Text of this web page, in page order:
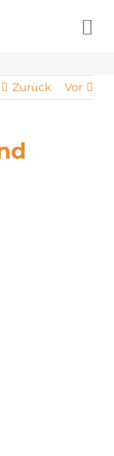
Zurück Vor